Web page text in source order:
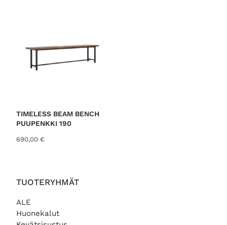
TUOTERYHMÄT
ALE
Huonekalut
TIMELESS BEAM BENCH
PUUPENKKI 190
690,00 €